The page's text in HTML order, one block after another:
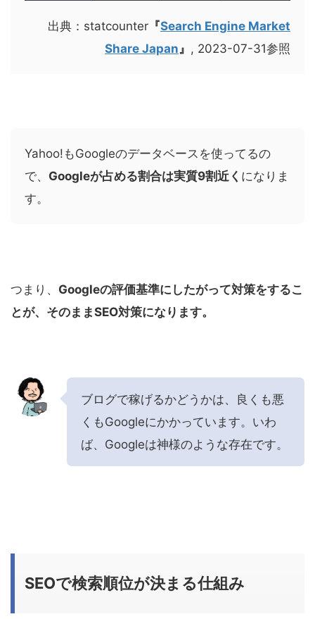
出典：statcounter 『Search Engine Market
Share Japan 』 , 2023-07-31参照
Yahoo!もGoogleのデータベースを使ってるの
で、 Googleが占める割合は実質9割近く になりま
す。
つまり、 Googleの評価基準にしたがって対策をするこ
とが、そのままSEO対策になります。
ブログで稼げるかどうかは、良くも悪
くもGoogleにかかっています。いわ
ば、Googleは神様のような存在です。
SEOで検索順位が決まる仕組み